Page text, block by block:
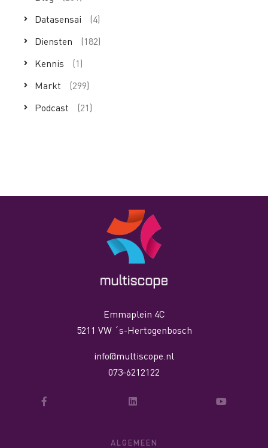
Datasensai
(4)
Diensten
(182)
Kennis
(1)
Markt
(299)
Podcast
(21)
Emmaplein 4C
5211 VW ´s-Hertogenbosch
info@multiscope.nl
073-6212122
ALGEMEEN